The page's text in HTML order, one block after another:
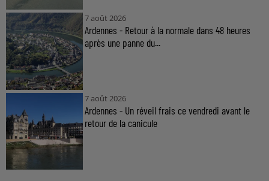
7 août 2026
Ardennes - Retour à la normale dans 48 heures
après une panne du...
7 août 2026
Ardennes - Un réveil frais ce vendredi avant le
retour de la canicule